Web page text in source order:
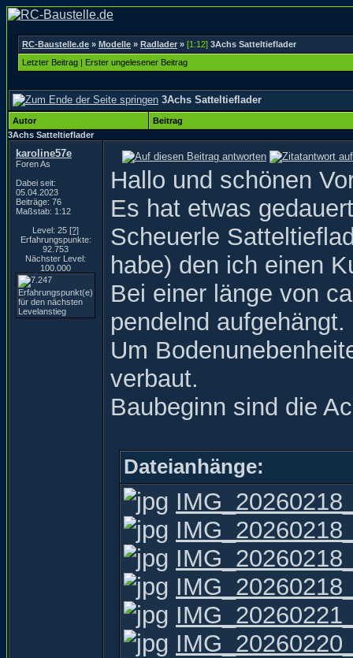
RC-Baustelle.de » Modelle » Radlader » [1:12] 3Achs Satteltieflader
Letzter Beitrag | Erster ungelesener Beitrag
3Achs Satteltieflader
Autor
Beitrag
3Achs Satteltieflader
karoline57e
Foren As
Dabei seit:
05.04.2023
Beiträge: 76
Maßstab: 1:12
Level: 25 [?]
Erfahrungspunkte:
92.753
Nächster Level:
100.000
Hallo und schönen
Es hat etwas
Scheuerle
habe) den ich einen
Bei einer länge von
pendelnd aufgehängt.
Um
verbaut.
Baubeginn sind die
Dateianhänge: